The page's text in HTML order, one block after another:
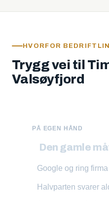
HVORFOR
Trygg vei til
Valsøyfjord
PÅ EGEN HÅND
Den gamle
Google og ring
Halvparten svarer